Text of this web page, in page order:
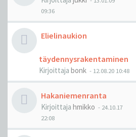
09:36
Elielinaukion
täydennysrakentaminen
Kirjoittaja bonk - 12.08.20 10:48
Hakaniemenranta
Kirjoittaja hmikko - 24.10.17
22:08